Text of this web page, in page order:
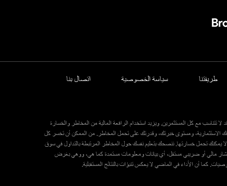
طريقتنا سياسة الخصوصية اتصال بنا
تتناسب مع كل المستثمرين. ويزيد استخدام الرافعة المالية من المخاطر والخسارة
الاستثمارية، ومستوى خبرتك، وقدرتك على تحمل المخاطر. من الممكن أن تخسر كل
لا يمكنك تحمل خسارتها. ننصحك بتعليم نفسك حول المخاطر المرتبطة بالتداول في سوق
مالي أو ضريبي مستقل، أي بيانات ومعلومات مستمدة كما هي، ووهي بغرض
كما أن الأداء في الماضي لا يعكس تنبؤات بالنتائج المستقبلية.